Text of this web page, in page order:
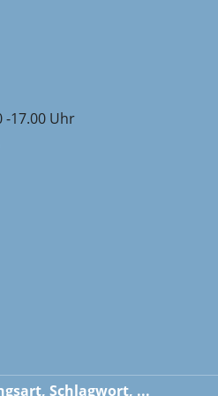
Schlagwort, ...
-17.00 Uhr